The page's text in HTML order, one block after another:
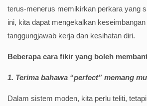
terus-menerus memikirkan perkara yang
ini, kita dapat mengekalkan
tanggungjawab kerja dan kesihatan diri.
Beberapa cara fikir yang boleh
1. Terima bahawa “perfect” memang
Dalam sistem moden, kita perlu teliti,